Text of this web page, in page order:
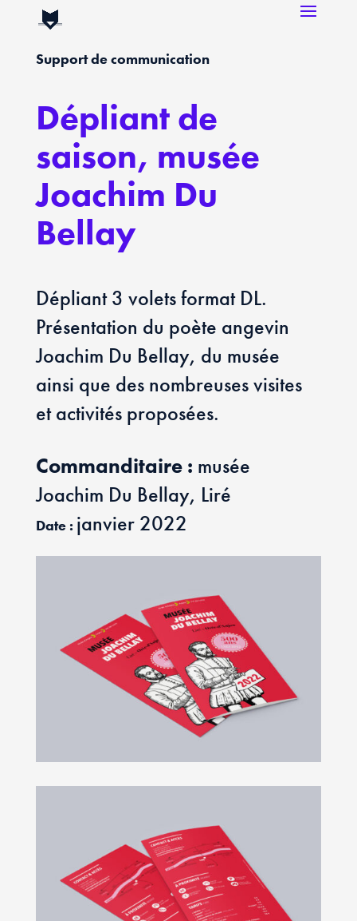
Support de communication
Dépliant de
saison, musée
Joachim Du
Bellay
Dépliant 3 volets format DL.
Présentation du poète angevin
Joachim Du Bellay, du musée
ainsi que des nombreuses visites
et activités proposées.
Commanditaire : musée
Joachim Du Bellay, Liré
Date : janvier 2022